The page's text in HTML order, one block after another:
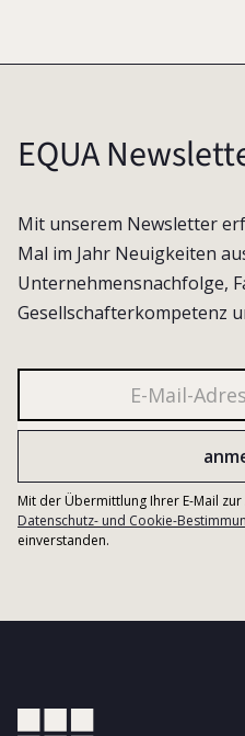
EQUA
Mit unserem Newsletter
Mal im Jahr Neuigkeiten
Unternehmensnachfolge,
Gesellschafterkompetenz
Mit der Übermittlung Ihrer E-Mail
Datenschutz- und Cookie-
einverstanden.